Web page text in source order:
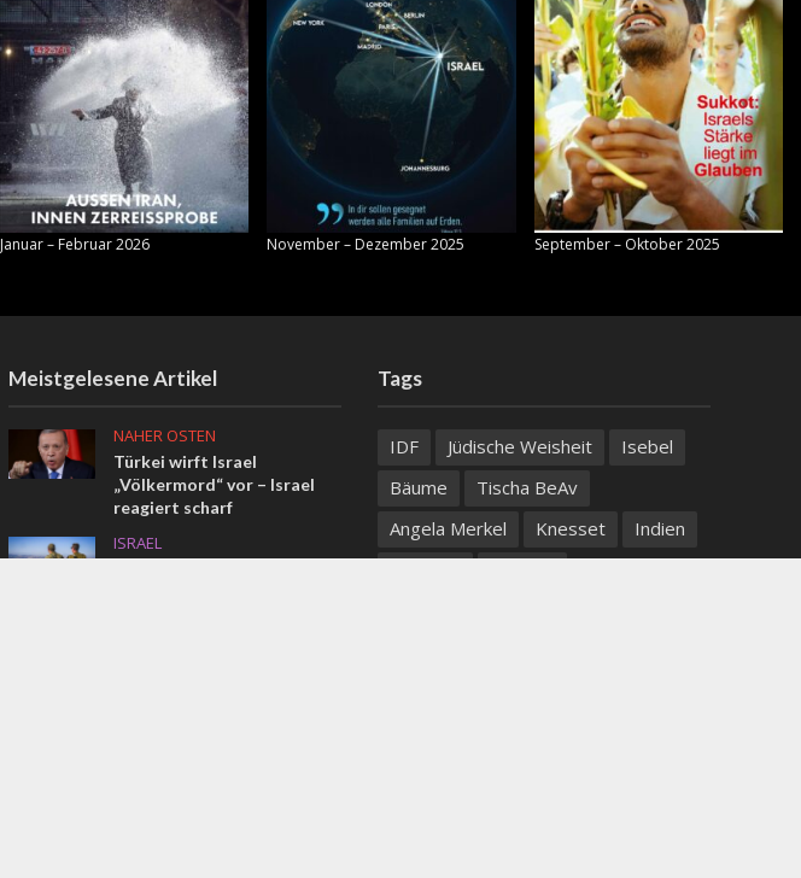
Januar – Februar 2026 November – Dezember 2025 September – Oktober 2025
Meistgelesene Artikel
NAHER OSTEN
Türkei wirft Israel
„Völkermord“ vor – Israel
reagiert scharf
ISRAEL
Tags
IDF Jüdische Weisheit
Isebel
Bäume
Tischa BeAv
Angela Merkel
Knesset
Indien